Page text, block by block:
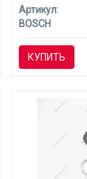
Артикул:
BOSCH
КУПИТЬ